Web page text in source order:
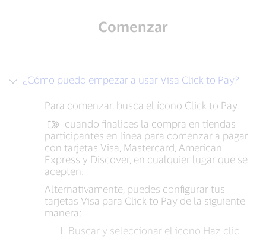
Comenzar
¿Cómo puedo empezar a usar Visa Click to Pay?
Para comenzar, busca el ícono Click to Pay
cuando finalices la compra en tiendas
participantes en línea para comenzar a pagar
con tarjetas Visa, Mastercard, American
Express y Discover, en cualquier lugar que se
acepten.
Alternativamente, puedes configurar tus
tarjetas Visa para Click to Pay de la siguiente
manera:
Buscar y seleccionar el icono Haz clic